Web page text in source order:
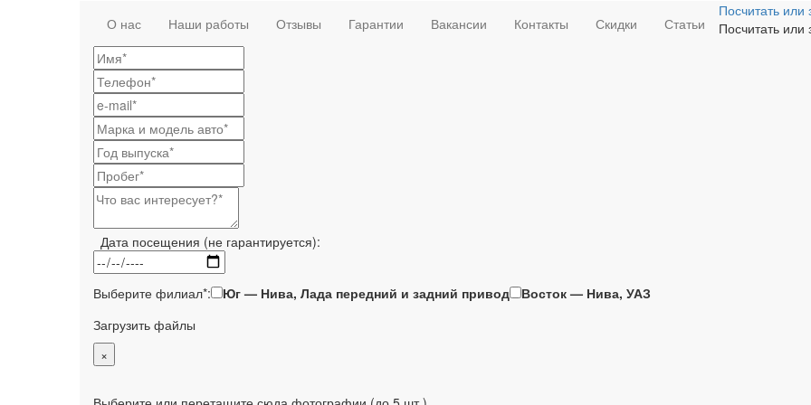
О нас Наши работы Отзывы Гарантии Вакансии Контакты Скидки Статьи
Посчитать или
Посчитать или
Дата посещения (не гарантируется):
Выберите филиал*: Юг — Нива, Лада передний и задний привод
Восток — Нива, УАЗ
Загрузить файлы
×